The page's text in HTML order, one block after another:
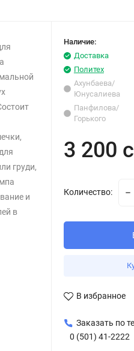
груди,
и
в
Наличие:
Доставка
Политех
Ахунбаева/
Юнусалиева
Панфилова/
Горького
3 200 с
Количество:
В избранное
Заказать по
0 (501) 41-2222